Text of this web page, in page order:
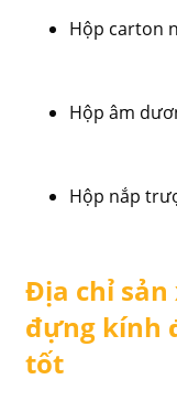
Hộp carton
Hộp âm
Hộp nắp
Địa chỉ
đựng kính
tốt